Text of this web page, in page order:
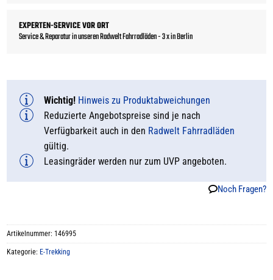
EXPERTEN-SERVICE VOR ORT
Service & Reparatur in unseren Radwelt Fahrradläden - 3 x in Berlin
Wichtig! Hinweis zu Produktabweichungen
Reduzierte Angebotspreise sind je nach
Verfügbarkeit auch in den Radwelt Fahrradläden
gültig.
Leasingräder werden nur zum UVP angeboten.
Noch Fragen?
Artikelnummer: 146995
Kategorie: E-Trekking